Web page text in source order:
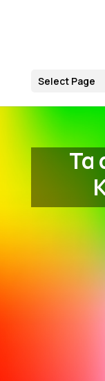
Select Page
Τα